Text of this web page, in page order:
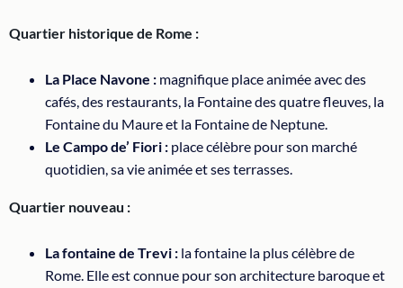
Quartier historique de Rome :
La Place Navone : magnifique place animée avec des
cafés, des restaurants, la Fontaine des quatre fleuves, la
Fontaine du Maure et la Fontaine de Neptune.
Le Campo de’ Fiori : place célèbre pour son marché
quotidien, sa vie animée et ses terrasses.
Quartier nouveau :
La fontaine de Trevi : la fontaine la plus célèbre de
Rome. Elle est connue pour son architecture baroque et